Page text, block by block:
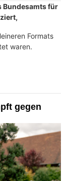
Bundesamts für
Formats
waren.
gegen